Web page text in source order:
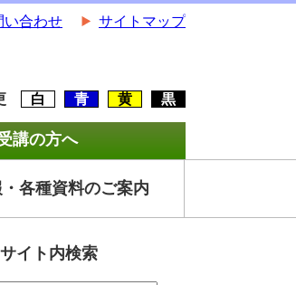
い合わせ サイトマップ
白 青 黄 黒
講の方へ
各種資料のご案内
サイト内検索